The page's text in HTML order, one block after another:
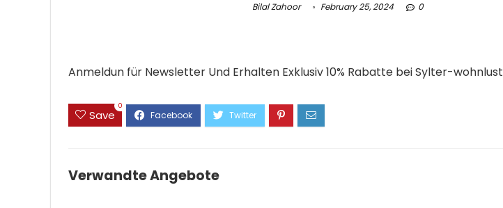
Bilal Zahoor February 25, 2024 0
Anmeldun für Newsletter Und Erhalten Exklusiv 10% Rabatte bei Sylter-wohnlust
Save
0
Verwandte Angebote